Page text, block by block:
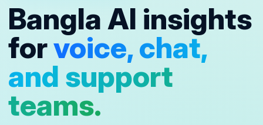
Bangla AI insights
forvoice, chat,
and support
teams.